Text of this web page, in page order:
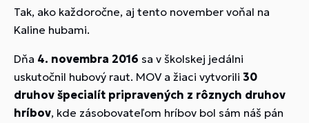
Tak, ako každoročne, aj tento november voňal na
Kaline hubami.
Dňa 4. novembra 2016 sa v školskej jedálni
uskutočnil hubový raut. MOV a žiaci vytvorili 30
druhov špecialít pripravených z rôznych druhov
hríbov, kde zásobovateľom hríbov bol sám náš pán